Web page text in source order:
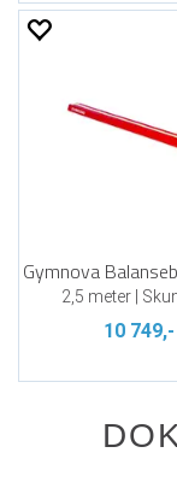
Gymnova
2,5 meter |
10 749,-